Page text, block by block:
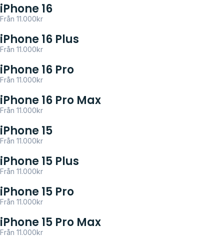
iPhone 16
Från 11.000kr
iPhone 16 Plus
Från 11.000kr
iPhone 16 Pro
Från 11.000kr
iPhone 16 Pro Max
Från 11.000kr
iPhone 15
Från 11.000kr
iPhone 15 Plus
Från 11.000kr
iPhone 15 Pro
Från 11.000kr
iPhone 15 Pro Max
Från 11.000kr